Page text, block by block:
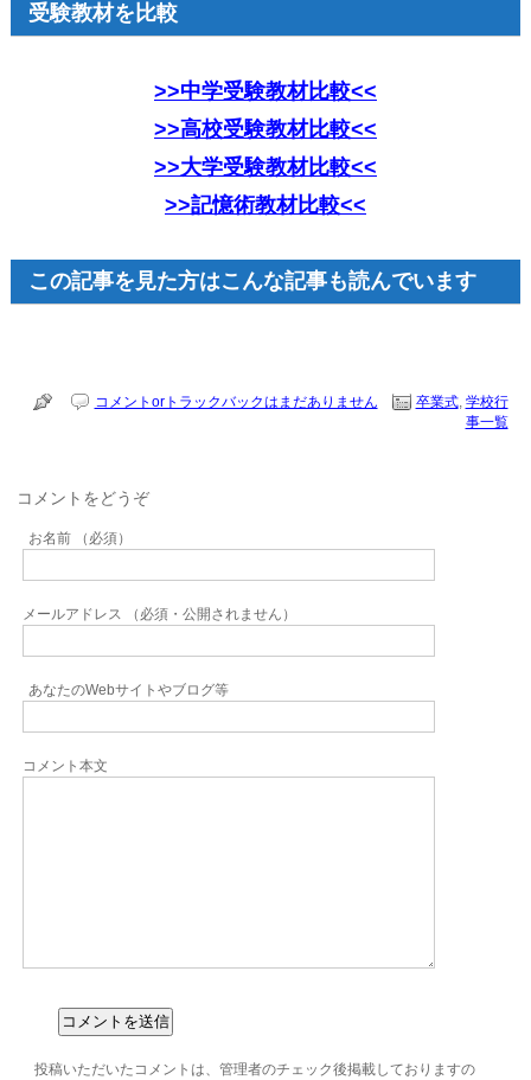
受験教材を比較
>>中学受験教材比較<<
>>高校受験教材比較<<
>>大学受験教材比較<<
>>記憶術教材比較<<
この記事を見た方はこんな記事も読んでいます
コメントorトラックバックはまだありません 卒業式, 学校行
事一覧
コメントをどうぞ
お名前 （必須）
メールアドレス （必須・公開されません）
あなたのWebサイトやブログ等
コメント本文
投稿いただいたコメントは、管理者のチェック後掲載しておりますの